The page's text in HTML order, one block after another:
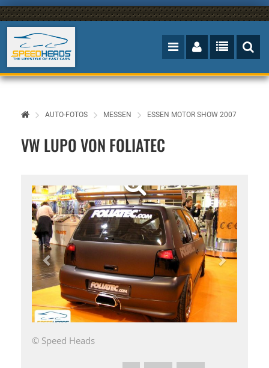
AUTO-FOTOS MESSEN ESSEN MOTOR SHOW 2007
VW LUPO VON FOLIATEC
© Speed Heads